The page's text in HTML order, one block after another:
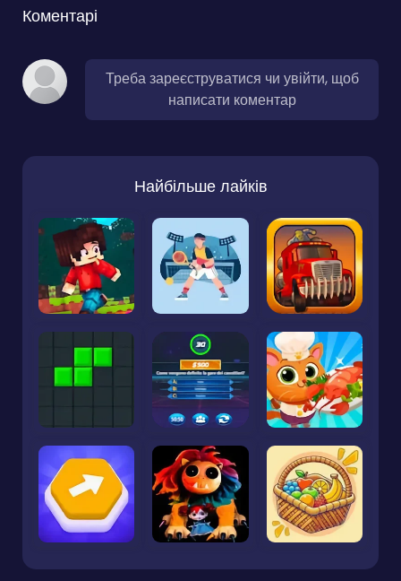
Коментарі
Треба зареєструватися чи увійти, щоб
написати коментар
Найбільше лайків